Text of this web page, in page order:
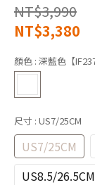
NT$3,990
NT$3,380
顏色 : 深藍色【
尺寸 : US7/25CM
US7/25CM
US8.5/26.5CM